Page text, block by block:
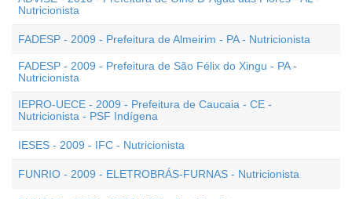
Nutricionista
FADESP - 2009 - Prefeitura de Almeirim - PA - Nutricionista
FADESP - 2009 - Prefeitura de São Félix do Xingu - PA -
Nutricionista
IEPRO-UECE - 2009 - Prefeitura de Caucaia - CE -
Nutricionista - PSF Indígena
IESES - 2009 - IFC - Nutricionista
FUNRIO - 2009 - ELETROBRÁS-FURNAS - Nutricionista